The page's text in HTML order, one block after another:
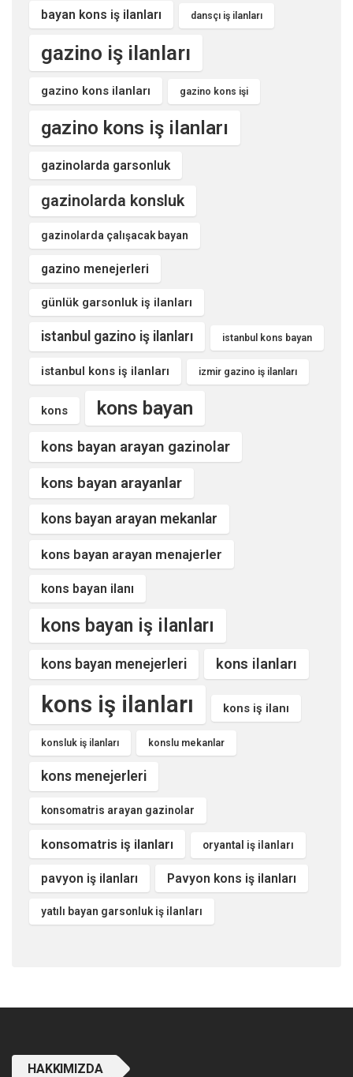
bayan kons iş ilanları dansçı iş ilanları
gazino iş ilanları
gazino kons ilanları gazino kons işi
gazino kons iş ilanları
gazinolarda garsonluk
gazinolarda konsluk
gazinolarda çalışacak bayan
gazino menejerleri
günlük garsonluk iş ilanları
istanbul gazino iş ilanları istanbul kons bayan
istanbul kons iş ilanları izmir gazino iş ilanları
kons kons bayan
kons bayan arayan gazinolar
kons bayan arayanlar
kons bayan arayan mekanlar
kons bayan arayan menajerler
kons bayan ilanı
kons bayan iş ilanları
kons bayan menejerleri kons ilanları
kons iş ilanları kons iş ilanı
konsluk iş ilanları konslu mekanlar
kons menejerleri
konsomatris arayan gazinolar
konsomatris iş ilanları oryantal iş ilanları
pavyon iş ilanları Pavyon kons iş ilanları
yatılı bayan garsonluk iş ilanları
HAKKIMIZDA